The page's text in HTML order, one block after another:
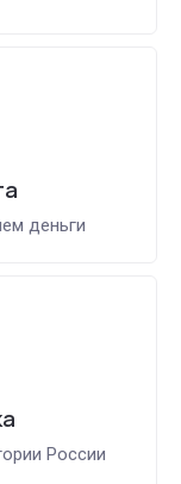
деньги
России